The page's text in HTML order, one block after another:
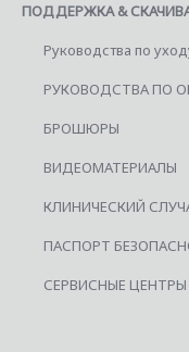
ПОДДЕРЖКА &
Руководства по
РУКОВОДСТВА ПО
БРОШЮРЫ
ВИДЕОМАТЕРИАЛЫ
КЛИНИЧЕСКИЙ
ПАСПОРТ
СЕРВИСНЫЕ ЦЕНТРЫ